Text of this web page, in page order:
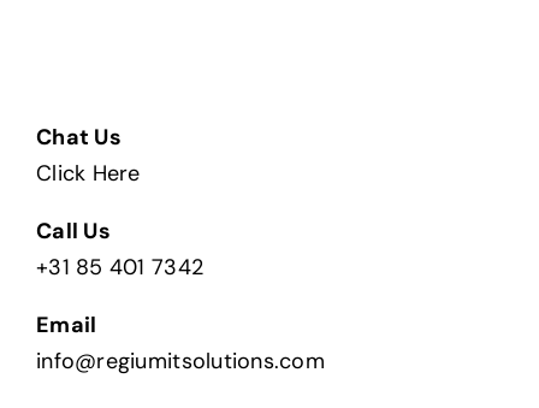
Chat Us
Click Here
Call Us
+31 85 401 7342
Email
info@regiumitsolutions.com